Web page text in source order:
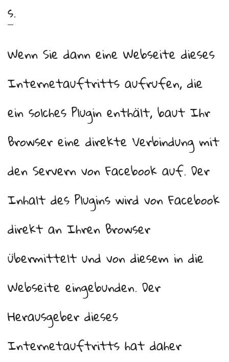
s.
Wenn Sie dann eine Webseite dieses
Internetauftritts aufrufen, die
ein solches Plugin enthält, baut Ihr
Browser eine direkte Verbindung mit
den Servern von Facebook auf. Der
Inhalt des Plugins wird von Facebook
direkt an Ihren Browser
übermittelt und von diesem in die
Webseite eingebunden. Der
Herausgeber dieses
Internetauftritts hat daher